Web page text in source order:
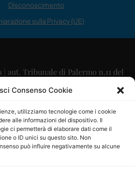
Consenso Cookie
utilizziamo tecnologie come i cookie
alle informazioni del dispositivo. Il
ci permetterà di elaborare dati come il
o ID unici su questo sito. Non
può influire negativamente su alcune
Disconoscimento
sulla Privacy (UE)
aut. Tribunale di Palermo n.11 del
29/09/2015
Maurizio Scaglione
Maria Calabrese